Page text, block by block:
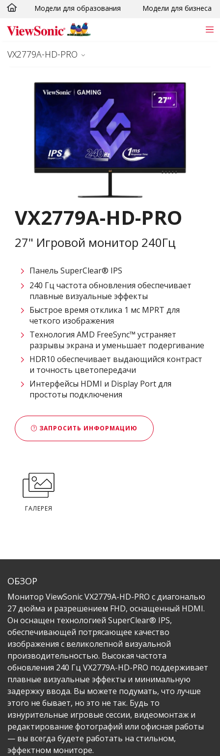
Skip to main content
Модели для образования Модели для бизнеса
VX2779A-HD-PRO
VX2779A-HD-PRO
27" Игровой монитор 240Гц
Панель SuperClear® IPS
240 Гц частота обновления обеспечивает
плавные визуальные эффекты
Быстрое время отклика 1 мс MPRT для
четкого изображения
Технология AMD FreeSync™ устраняет
разрывы экрана и уменьшает подергивание
HDR10 обеспечивает выдающийся контраст
и точность цветопередачи
Интерфейсы HDMI и Display Port для
простоты подключения
ЗАПРОСИТЬ ИНФОРМАЦИЮ
ГАЛЕРЕЯ
ОБЗОР
Монитор ViewSonic VX2779A-HD-PRO с диагональю
27 дюйма и разрешением FHD, оснащенный HDMI.
Он оснащен технологией SuperClear® IPS,
обеспечивающей потрясающее качество
изображения с великолепной визуальной
производительностью. Высокая частота
обновления 240 Гц VX2779A-HD-PRO поддерживает
плавные визуальные эффекты и минимальную
задержку ввода. Вы можете подумать, что лучше
этого не бывает, но это не так. Будь то
изнурительные игровые сессии, видеомонтаж и
редактирование фотографий или офисная работы
— вы всегда будете работать на стильном,
эффектном мониторе.